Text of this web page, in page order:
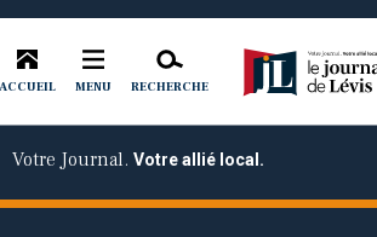
ACCUEIL MENU RECHERCHE
Votre Journal. Votre allié local.